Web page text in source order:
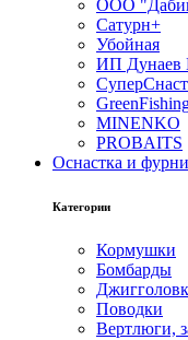
ООО
Сатурн+
Убойная
ИП Дунаев
MINENKO
PROBAITS
Оснастка и
Категории
Кормушки
Бомбарды
Поводки
Вертлюги,